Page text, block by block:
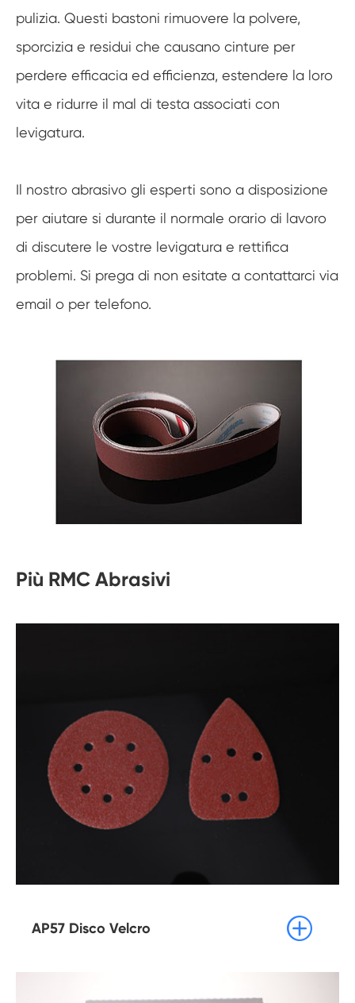
pulizia. Questi bastoni rimuovere la polvere,
sporcizia e residui che causano cinture per
perdere efficacia ed efficienza, estendere la loro
vita e ridurre il mal di testa associati con
levigatura.
Il nostro abrasivo gli esperti sono a disposizione
per aiutare si durante il normale orario di lavoro
di discutere le vostre levigatura e rettifica
problemi. Si prega di non esitate a contattarci via
email o per telefono.
Più RMC Abrasivi
AP57 Disco Velcro 